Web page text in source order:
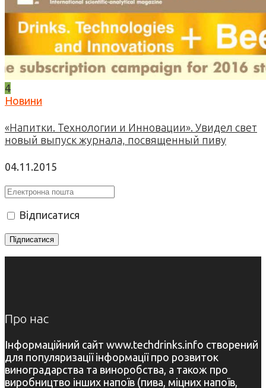
4
Новини
«Напитки. Технологии и Инновации». Увидел свет
новый выпуск журнала, посвященный пиву
04.11.2015
Відписатися
Про нас
Інформаційний сайт www.techdrinks.info створений
для популяризації інформації про розвиток
виноградарства та виноробства, а також про
виробництво інших напоїв (пива, міцних напоїв,